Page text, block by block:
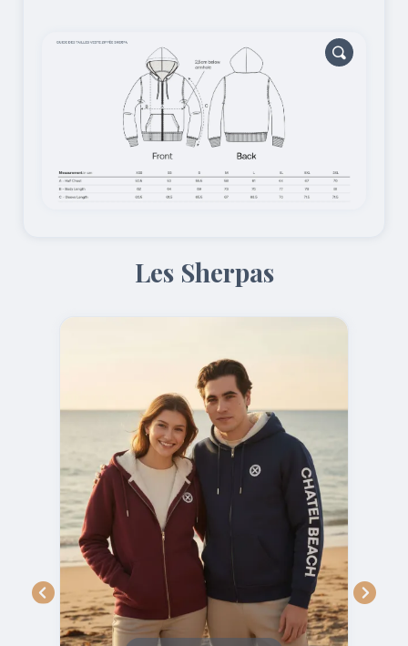
Les Sherpas